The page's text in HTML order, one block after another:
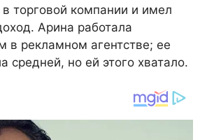
торговой компании и имел
Арина работала
в рекламном агентстве; ее
средней, но ей этого хватало.